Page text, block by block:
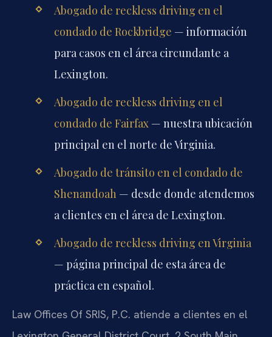
Abogado de reckless driving en el
condado de Rockbridge — información
para casos en el área circundante a
Lexington.
Abogado de reckless driving en el
condado de Fairfax— nuestra ubicación
principal en el norte de Virginia.
Abogado de tránsito en el condado de
Shenandoah— desde donde atendemos
a clientes en el área de Lexington.
Abogado de reckless driving en Virginia
— página principal de esta área de
práctica en español.
Law Offices Of SRIS, P.C. atiende a clientes en el